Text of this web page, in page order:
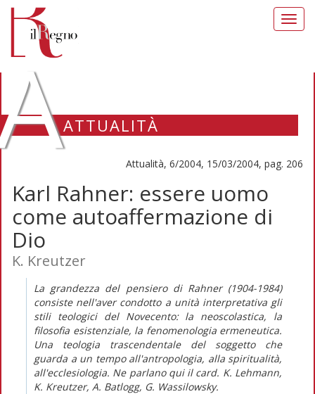
ATTUALITÀ
Attualità, 6/2004, 15/03/2004, pag. 206
Karl Rahner: essere uomo
come autoaffermazione di
Dio
K. Kreutzer
La grandezza del pensiero di Rahner (1904-1984)
consiste nell'aver condotto a unità interpretativa gli
stili teologici del Novecento: la neoscolastica, la
filosofia esistenziale, la fenomenologia ermeneutica.
Una teologia trascendentale del soggetto che
guarda a un tempo all'antropologia, alla spiritualità,
all'ecclesiologia. Ne parlano qui il card. K. Lehmann,
K. Kreutzer, A. Batlogg, G. Wassilowsky.